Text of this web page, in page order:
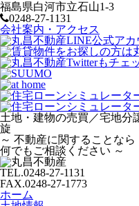
福島県白河市立石山1-3
0248-27-1131
会社案内・アクセス
土地・建物の売買／宅地分
旋
～ 不動産に関することなら
何でもご相談ください ～
TEL.0248-27-1131
FAX.0248-27-1773
ホーム